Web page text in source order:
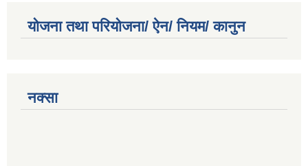
योजना तथा परियोजना/ ऐन/ नियम/ कानुन
नक्सा